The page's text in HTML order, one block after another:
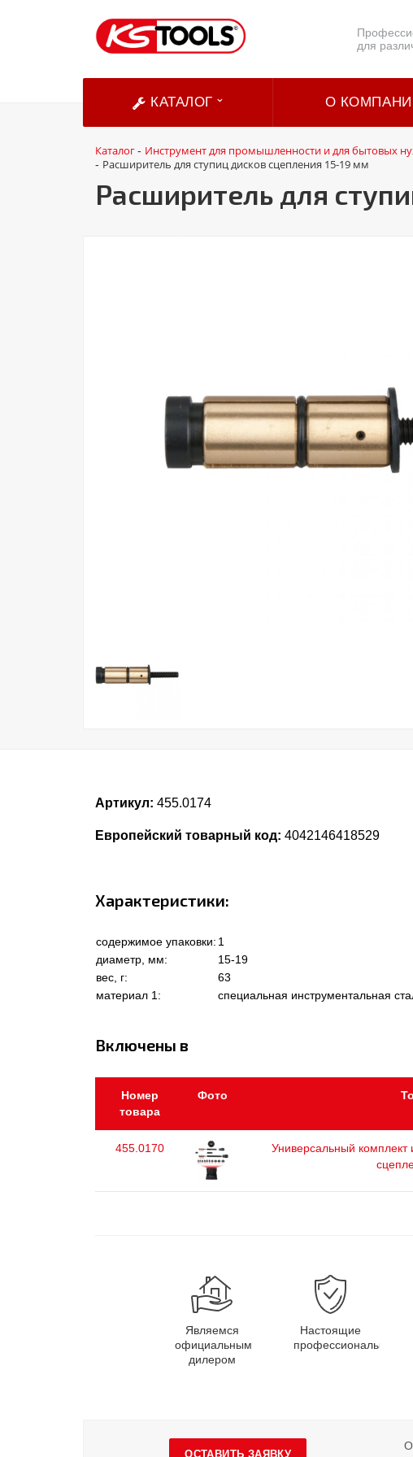
для
КАТАЛОГ О
Каталог- Инструмент для промышленности и для бытовых
- Расширитель для ступиц дисков сцепления 15-19 мм
Расширитель для
Артикул: 455.0174
Европейский товарный код: 4042146418529
Характеристики:
содержимое упаковки: 1
диаметр, мм:
15-19
вес, г:
63
материал 1:
специальная инструментальная
Включены в
Номер
товара
Фото
455.0170
Универсальный комплект
Являемся
официальным
дилером
Настоящие
профессионалы
ОСТАВИТЬ ЗАЯВКУ